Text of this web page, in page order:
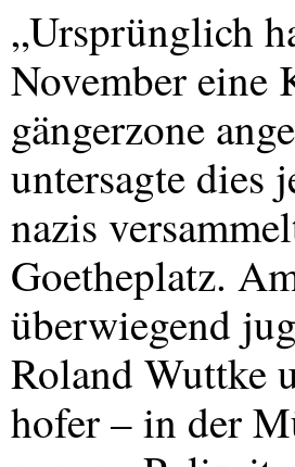
„Ursprünglich
November eine
gängerzone
untersagte dies
nazis
Goetheplatz.
überwiegend
Roland Wuttke
hofer – in der